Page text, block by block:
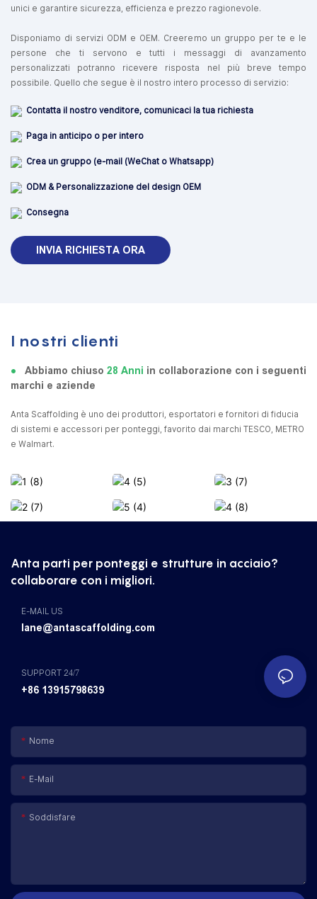
unici e garantire sicurezza, efficienza e prezzo ragionevole.
Disponiamo di servizi ODM e OEM. Creeremo un gruppo per te e le
persone che ti servono e tutti i messaggi di avanzamento
personalizzati potranno ricevere risposta nel più breve tempo
possibile. Quello che segue è il nostro intero processo di servizio:
Contatta il nostro venditore, comunicaci la tua richiesta
Paga in anticipo o per intero
Crea un gruppo (e-mail (WeChat o Whatsapp)
ODM & Personalizzazione del design OEM
Consegna
INVIA RICHIESTA ORA
I nostri clienti
● Abbiamo chiuso 28 Anni in collaborazione con i seguenti
marchi e aziende
Anta Scaffolding è uno dei produttori, esportatori e fornitori di fiducia
di sistemi e accessori per ponteggi, favorito dai marchi TESCO, METRO
e Walmart.
Anta parti per ponteggi e strutture in acciaio?
collaborare con i migliori.
E-MAIL US
lane@antascaffolding.com
SUPPORT 24/7
+86 13915798639
Nome
E-Mail
Soddisfare